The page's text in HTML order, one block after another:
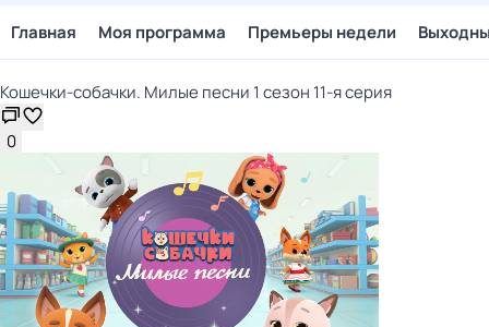
Главная Моя программа Премьеры недели
Кошечки-собачки. Милые песни 1 сезон 11-я серия
0